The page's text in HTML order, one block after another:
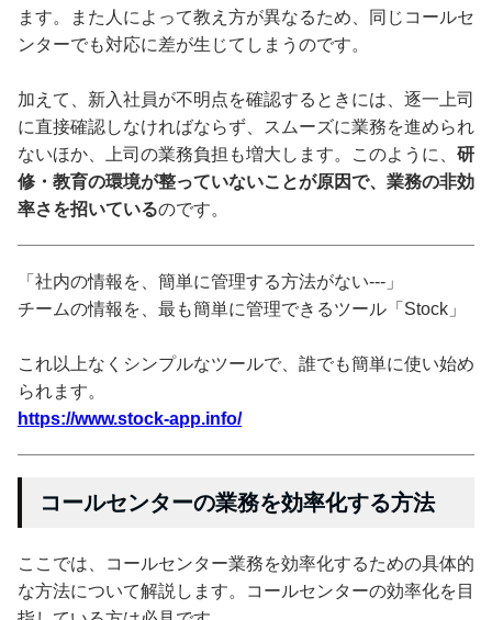
ます。また人によって教え方が異なるため、同じコールセ
ンターでも対応に差が生じてしまうのです。
加えて、新入社員が不明点を確認するときには、逐一上司
に直接確認しなければならず、スムーズに業務を進められ
ないほか、上司の業務負担も増大します。このように、 研
修・教育の環境が整っていないことが原因で、業務の非効
率さを招いているのです。
「社内の情報を、簡単に管理する方法がない---」
チームの情報を、最も簡単に管理できるツール「Stock」
これ以上なくシンプルなツールで、誰でも簡単に使い始め
られます。
https://www.stock-app.info/
コールセンターの業務を効率化する方法
ここでは、コールセンター業務を効率化するための具体的
な方法について解説します。コールセンターの効率化を目